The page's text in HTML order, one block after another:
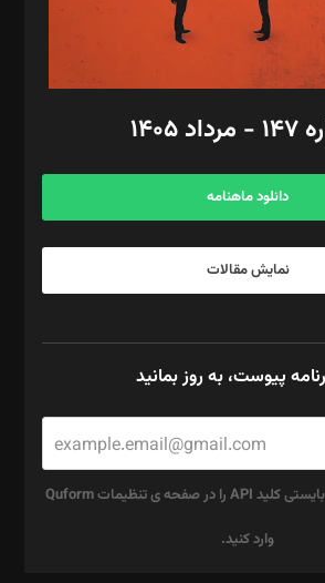
ثابت
برید‌
محمد‌ کاظمی‌نیا
۱۴۰۵
دانلود ماهنامه
نمایش مقالات
پیوست، به روز بمانید
برای استفاده از ریکپچا بایستی کلید API را در صفحه ی تنظیمات Quform
وارد کنید.